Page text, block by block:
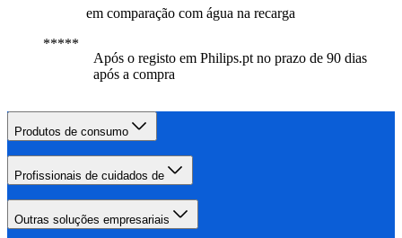
em comparação com água na recarga
Após o registo em Philips.pt no prazo de 90 dias
após a compra
Produtos de consumo
Profissionais de cuidados de
Outras soluções empresariais